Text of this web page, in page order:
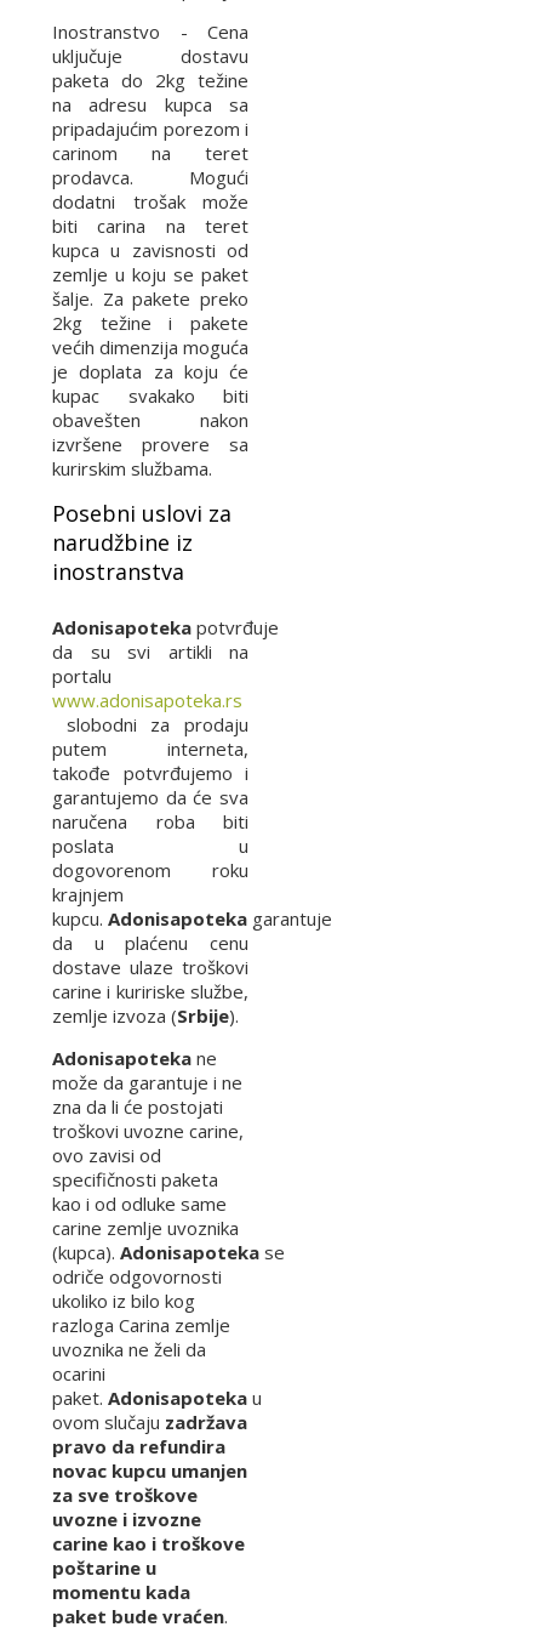
Inostranstvo - Cena
uključuje dostavu
paketa do 2kg težine
na adresu kupca sa
pripadajućim porezom i
carinom na teret
prodavca. Mogući
dodatni trošak može
biti carina na teret
kupca u zavisnosti od
zemlje u koju se paket
šalje. Za pakete preko
2kg težine i pakete
većih dimenzija moguća
je doplata za koju će
kupac svakako biti
obavešten nakon
izvršene provere sa
kurirskim službama.
Posebni uslovi za
narudžbine iz
inostranstva
Adonisapoteka potvrđuje
da su svi artikli na
portalu
www.adonisapoteka.rs
slobodni za prodaju
putem interneta,
takođe potvrđujemo i
garantujemo da će sva
naručena roba biti
poslata u
dogovorenom roku
krajnjem
kupcu. Adonisapoteka garantuje
da u plaćenu cenu
dostave ulaze troškovi
carine i kuririske službe,
zemlje izvoza (Srbije).
Adonisapoteka ne
može da garantuje i ne
zna da li će postojati
troškovi uvozne carine,
ovo zavisi od
specifičnosti paketa
kao i od odluke same
carine zemlje uvoznika
(kupca). Adonisapoteka se
odriče odgovornosti
ukoliko iz bilo kog
razloga Carina zemlje
uvoznika ne želi da
ocarini
paket. Adonisapoteka u
ovom slučaju zadržava
pravo da refundira
novac kupcu umanjen
za sve troškove
uvozne i izvozne
carine kao i troškove
poštarine u
momentu kada
paket bude vraćen.